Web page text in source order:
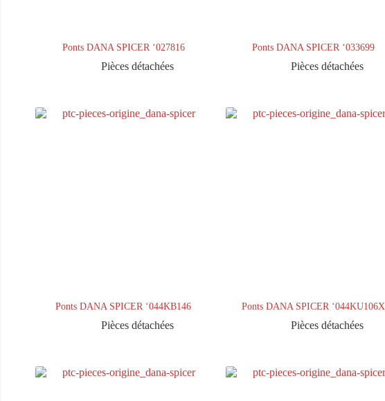
Ponts DANA SPICER ‘027816
Pièces détachées
Ponts DANA SPICER ‘033699
Pièces détachées
Ponts DANA SPICER ‘044KB146
Pièces détachées
Ponts DANA SPICER ‘044KU106X
Pièces détachées